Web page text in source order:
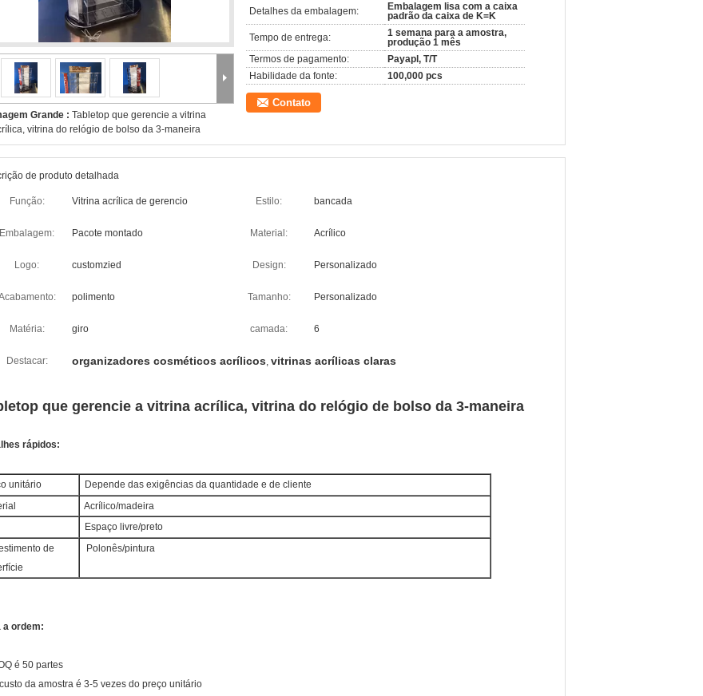
Grande : Tabletop que gerencie a vitrina
vitrina do relógio de bolso da 3-maneira
Detalhes da embalagem:
Embalagem lisa com a caixa
padrão da caixa de K=K
Tempo de entrega:
1 semana para a amostra,
produção 1 mês
Termos de pagamento:
Payapl, T/T
Habilidade da fonte:
100,000 pcs
Contato
de produto detalhada
Função: Vitrina acrílica de gerencio Estilo: bancada
Embalagem: Pacote montado Material: Acrílico
Logo: customzied Design: Personalizado
polimento Tamanho: Personalizado
Matéria: giro camada: 6
Destacar: organizadores cosméticos acrílicos, vitrinas acrílicas claras
que gerencie a vitrina acrílica, vitrina do relógio de bolso da 3-maneira
rápidos:
unitário
Depende das exigências da quantidade e de cliente
Acrílico/madeira
Espaço livre/preto
de
Polonês/pintura
a ordem:
é 50 partes
da amostra é 3-5 vezes do preço unitário